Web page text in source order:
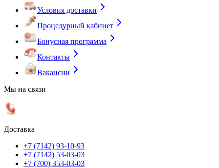
Условия доставки
Процедурный кабинет
Бонусная программа
Контакты
Вакансии
Мы на связи
Доставка
+7 (7142) 93-10-93
+7 (7142) 53-03-03
+7 (700) 353-03-03